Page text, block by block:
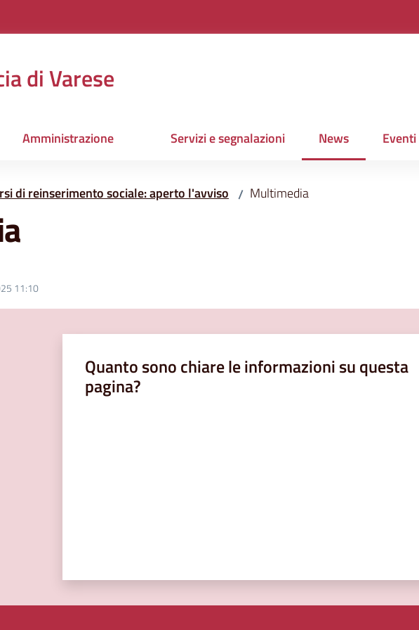
di Varese
Amministrazione Servizi e segnalazioni News
Menu selezionato
Eventi
di reinserimento sociale: aperto l'avviso / Multimedia
11:10
Quanto sono chiare le informazioni su questa
pagina?